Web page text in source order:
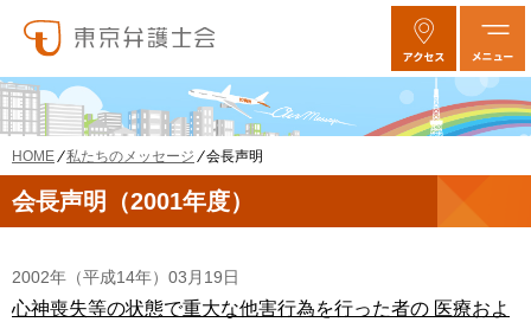
HOME 私たちのメッセージ 会長声明
会長声明（2001年度）
2002年（平成14年）03月19日
心神喪失等の状態で重大な他害行為を行った者の 医療およ